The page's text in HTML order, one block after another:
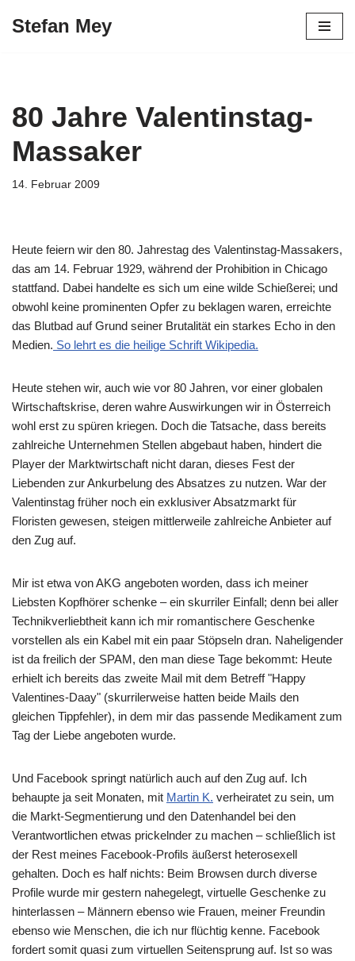
Stefan Mey
80 Jahre Valentinstag-
Massaker
14. Februar 2009
Heute feiern wir den 80. Jahrestag des Valentinstag-Massakers,
das am 14. Februar 1929, während der Prohibition in Chicago
stattfand. Dabei handelte es sich um eine wilde Schießerei; und
obwohl keine prominenten Opfer zu beklagen waren, erreichte
das Blutbad auf Grund seiner Brutalität ein starkes Echo in den
Medien. So lehrt es die heilige Schrift Wikipedia.
Heute stehen wir, auch wie vor 80 Jahren, vor einer globalen
Wirtschaftskrise, deren wahre Auswirkungen wir in Österreich
wohl erst zu spüren kriegen. Doch die Tatsache, dass bereits
zahlreiche Unternehmen Stellen abgebaut haben, hindert die
Player der Marktwirtschaft nicht daran, dieses Fest der
Liebenden zur Ankurbelung des Absatzes zu nutzen. War der
Valentinstag früher noch ein exklusiver Absatzmarkt für
Floristen gewesen, steigen mittlerweile zahlreiche Anbieter auf
den Zug auf.
Mir ist etwa von AKG angeboten worden, dass ich meiner
Liebsten Kopfhörer schenke – ein skurriler Einfall; denn bei aller
Technikverliebtheit kann ich mir romantischere Geschenke
vorstellen als ein Kabel mit ein paar Stöpseln dran. Naheligender
ist da freilich der SPAM, den man diese Tage bekommt: Heute
erhielt ich bereits das zweite Mail mit dem Betreff "Happy
Valentines-Daay" (skurrilerweise hatten beide Mails den
gleichen Tippfehler), in dem mir das passende Medikament zum
Tag der Liebe angeboten wurde.
Und Facebook springt natürlich auch auf den Zug auf. Ich
behaupte ja seit Monaten, mit Martin K. verheiratet zu sein, um
die Markt-Segmentierung und den Datenhandel bei den
Verantwortlichen etwas prickelnder zu machen – schließlich ist
der Rest meines Facebook-Profils äußerst heterosexell
gehalten. Doch es half nichts: Beim Browsen durch diverse
Profile wurde mir gestern nahegelegt, virtuelle Geschenke zu
hinterlassen – Männern ebenso wie Frauen, meiner Freundin
ebenso wie Menschen, die ich nur flüchtig kenne. Facebook
fordert somit quasi zum virtuellen Seitensprung auf. Ist so was